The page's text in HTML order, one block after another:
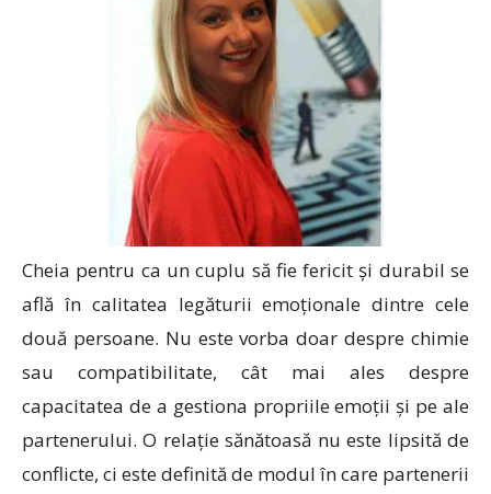
Cheia pentru ca un cuplu să fie fericit și durabil se
află în calitatea legăturii emoționale dintre cele
două persoane. Nu este vorba doar despre chimie
sau compatibilitate, cât mai ales despre
capacitatea de a gestiona propriile emoții și pe ale
partenerului. O relație sănătoasă nu este lipsită de
conflicte, ci este definită de modul în care partenerii